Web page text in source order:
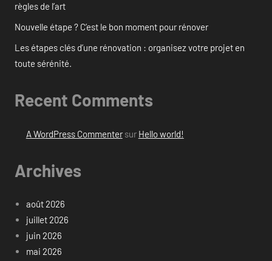
règles de l’art
Nouvelle étape ? C’est le bon moment pour rénover
Les étapes clés d’une rénovation : organisez votre projet en
toute sérénité.
Recent Comments
A WordPress Commentersur Hello world!
Archives
août 2026
juillet 2026
juin 2026
mai 2026